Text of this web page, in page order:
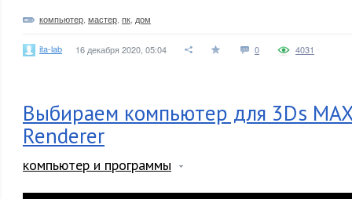
компьютер мастер пк дом
ita-lab 16 декабря 2020, 05:04 0 4031
Выбираем компьютер для 3Ds
Renderer
компьютер и программы